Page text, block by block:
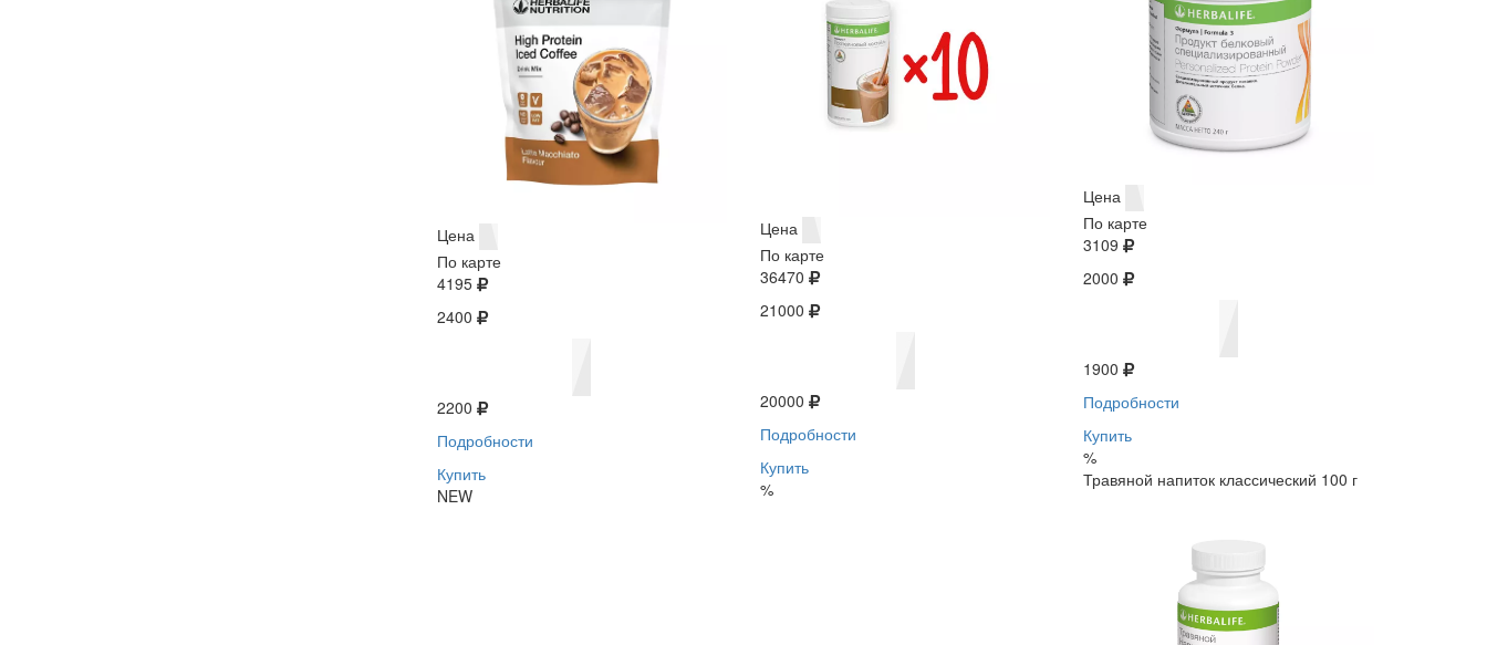
Цена
По карте
4195
2400
2200
Подробности
Купить
NEW
Цена
По карте
36470
21000
20000
Подробности
Купить
%
Цена
По карте
3109
2000
1900
Подробности
Купить
%
Травяной напиток классический 100 г